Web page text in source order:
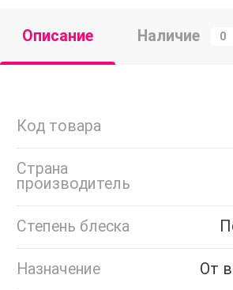
Описание Наличие 0
Код товара
Страна
производитель
Степень блеска
Назначение От